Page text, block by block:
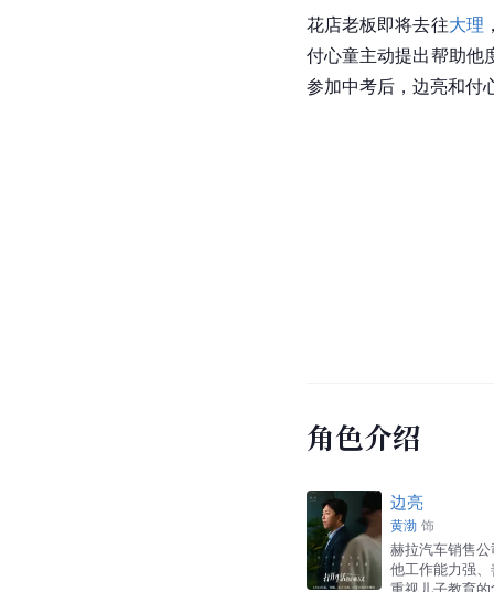
花店老板即将去往大理
付心童主动提出帮助他
参加中考后，边亮和付
角色介绍
边亮
黄渤 饰
赫拉汽车销售
他工作能力强